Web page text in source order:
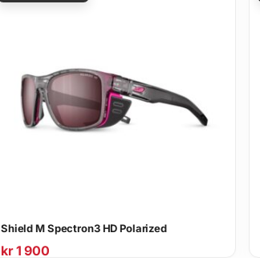
Shield M Spectron3 HD Polarized
kr1 900